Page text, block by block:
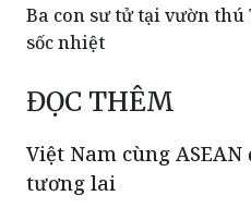
ĐỌC THÊM
Việt Nam cùng
Sáng 31/7,